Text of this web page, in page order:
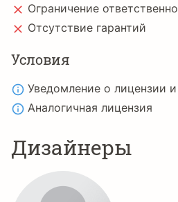
Ограничение
Отсутствие гарантий
Условия
Уведомление о лицензии
Аналогичная лицензия
Дизайнеры